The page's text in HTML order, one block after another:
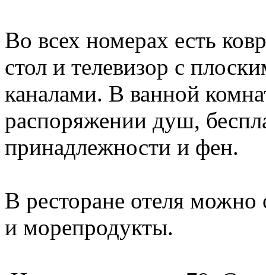
Во всех номерах есть
стол и телевизор с
каналами. В ванной
распоряжении душ,
принадлежности и фен.
В ресторане отеля можно
и морепродукты.